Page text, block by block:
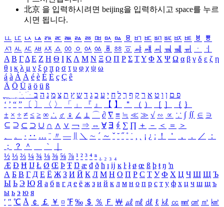
北京 을 입력하시려면 beijing을 입력하시고 space를 누르
시면 됩니다.
ㅥ ㅦ ㅧ ㅨ ㅩ ㅪ ㅫ ㅬ ㅭ ㅮ ㅯ ㅰ ㅱ ㅲ ㅳ ㅴ ㅵ ㅶ ㅷ ㅸ
ㅹ
ㅺ ㅻ ㅼ ㅽ ㅾ ㅿ ㆀ ㆁ ㆂ ㆃ ㆄ ㆅ ㆆ ㆇ ㆈ ㆉ ㆊ ㆋ ㆌ ㆍ
ㆎ
Α Β ΓΔ Ε Ζ Η Θ Ι ΚΛ Μ Ν Ξ Ο Π Ρ Σ ΤΥ Φ Χ Ψ Ω α β γ δ ε ζ η
θ ι κ λ μ ν ξ ο π ρ σ τ υ φ χ ψ ω
á à Á À é è É È ç Ç ê
Ä Ö Ü ä ö ü ß
ִֶֹ ֻּ ׁׂ פ ם ן ו ט א ר ק ף ך ל ח י ע כ ג ד ש ץ ת צ מ נ ה ב
‘ ’ “ ” 〔 〕 〈 〉 「 」 『 』 【 】 ＂ （ ） ［ ］ ｛ ｝
± × ÷ ≠ ≤ ≥ ∞ ∴ ♂ ♀ ∠ ⊥ ⌒ ∂ ∇ ≡ ≒ ≪ ≫ √ ∽ ∝ ∵ ∫ ∬ ∈ ∋
⊆ ⊇ ⊂ ⊃ ∪ ∩ ∧ ∨ ￢ ⇒ ⇔ ∀ ∃ ∮ ∑ ∏ ＋ － ＜ ＝
＞
、
。 · ‥ … ¨ 〃 ― ＼ ∼ ´ ～ ˇ ˘ ˝ ˚ ˙ ¸ ¡ ¿ ː ！ ＇ ， ． ／
：
；
？ ＾ ｀
½ ⅓ ⅔ ¼ ¾ ⅛ ⅜ ⅝ ⅞ ¹ ² ³ ⁴ ⁿ ₁ ₂ ₃ ₄
Æ Ð Ħ Ĳ Ł Ø Œ Þ Ŧ Ŋ æ đ ð ħ ı ĳ ĸ ŀ ł ø œ ß þ ŧ ŋ ŉ
А Б В Г Д Е Ё Ж З И Й К Л М Н О П Р С Т У Ф Х Ц Ч Ш Щ Ъ
Ы Ь Э Ю Я а б в г д е ё ж з и й к л м н о п р с т у ф х ц ч ш щ ъ
ы ь э ю я
′ ″ ℃ Å ￠ ￡ ￥ ¤ ℉ ‰ ＄ ％ Ｆ ￦ ㎕ ㎖ ㎗ ℓ ㎘ ㏄ ㎣ ㎤ ㎥ ㎦